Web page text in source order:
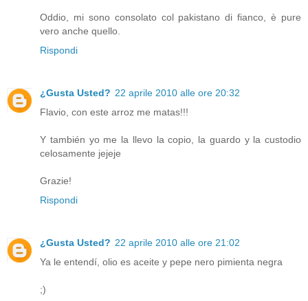
Oddio, mi sono consolato col pakistano di fianco, è pure
vero anche quello.
Rispondi
¿Gusta Usted? 22 aprile 2010 alle ore 20:32
Flavio, con este arroz me matas!!!
Y también yo me la llevo la copio, la guardo y la custodio
celosamente jejeje
Grazie!
Rispondi
¿Gusta Usted? 22 aprile 2010 alle ore 21:02
Ya le entendí, olio es aceite y pepe nero pimienta negra
;)